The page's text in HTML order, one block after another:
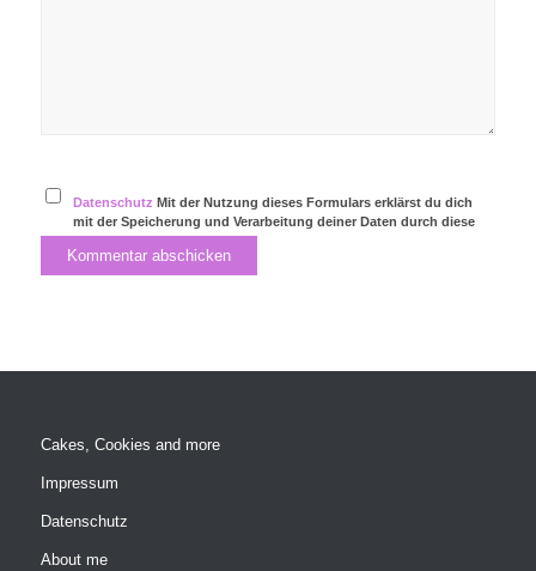
Datenschutz Mit der Nutzung dieses Formulars erklärst du dich
mit der Speicherung und Verarbeitung deiner Daten durch diese
Cakes, Cookies and more
Impressum
Datenschutz
About me